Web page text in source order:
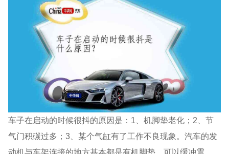
车子在启动的时候很抖的原因是：1、机脚垫老化；2、节
气门积碳过多；3、某个气缸有了工作不良现象。汽车的发
动机与车架连接的地方基本都是有机脚垫，可以缓冲震